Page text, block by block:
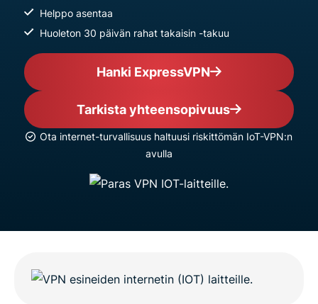
Helppo asentaa
Huoleton 30 päivän rahat takaisin -takuu
Hanki ExpressVPN
Tarkista yhteensopivuus
Ota internet-turvallisuus haltuusi riskittömän IoT-VPN:n
avulla